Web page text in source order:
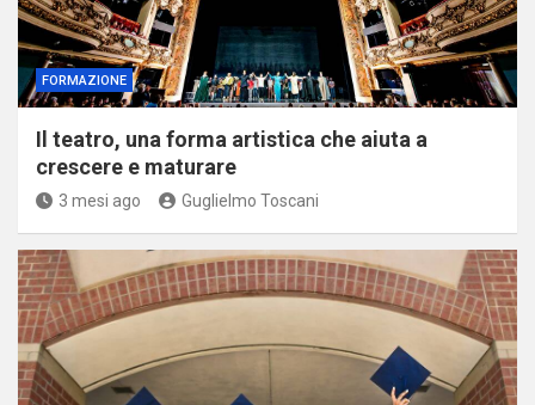
FORMAZIONE
Il teatro, una forma artistica che aiuta a
crescere e maturare
3 mesi ago Guglielmo Toscani